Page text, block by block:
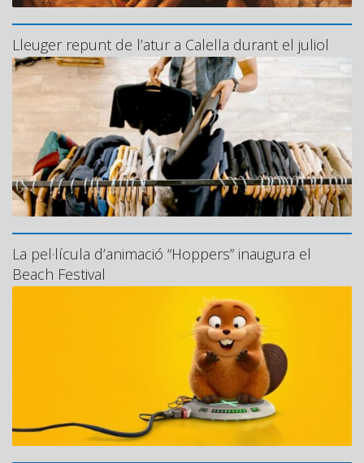
Lleuger repunt de l’atur a Calella durant el juliol
La pel·lícula d’animació “Hoppers” inaugura el
Beach Festival